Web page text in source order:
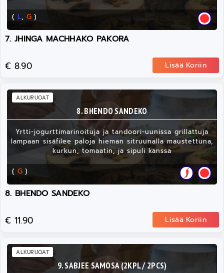
( L, G )
7. JHINGA MACHHAKO PAKORA
€ 8.90 Lisää Koriin
8. BHENDO SANDEKO
Yrtti-jogurttimarinoituja ja tandoori-uunissa grillattuja
lampaan sisäfilee paloja hieman sitruunalla maustettuna,
kurkun, tomaatin, ja sipuli kanssa
( G )
ALKURUOAT
8. BHENDO SANDEKO
€ 11.90 Lisää Koriin
9. SABJEE SAMOSA (2KPL / 2PCS)
ALKURUOAT